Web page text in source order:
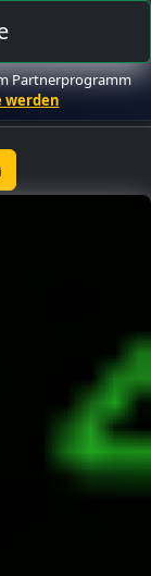
Partnerprogramm
werden